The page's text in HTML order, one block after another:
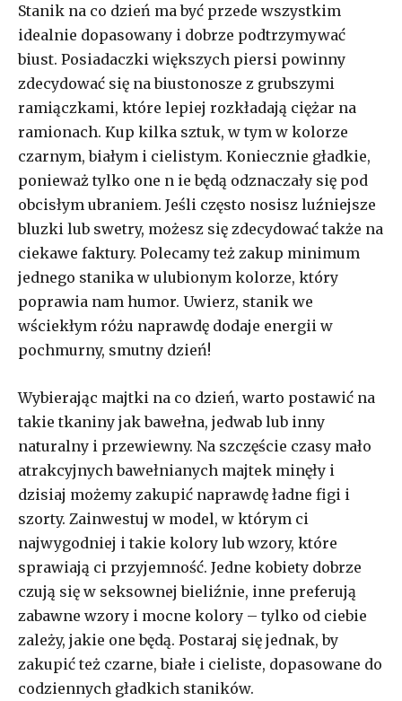
Stanik na co dzień ma być przede wszystkim
idealnie dopasowany i dobrze podtrzymywać
biust. Posiadaczki większych piersi powinny
zdecydować się na biustonosze z grubszymi
ramiączkami, które lepiej rozkładają ciężar na
ramionach. Kup kilka sztuk, w tym w kolorze
czarnym, białym i cielistym. Koniecznie gładkie,
ponieważ tylko one n ie będą odznaczały się pod
obcisłym ubraniem. Jeśli często nosisz luźniejsze
bluzki lub swetry, możesz się zdecydować także na
ciekawe faktury. Polecamy też zakup minimum
jednego stanika w ulubionym kolorze, który
poprawia nam humor. Uwierz, stanik we
wściekłym różu naprawdę dodaje energii w
pochmurny, smutny dzień!
Wybierając majtki na co dzień, warto postawić na
takie tkaniny jak bawełna, jedwab lub inny
naturalny i przewiewny. Na szczęście czasy mało
atrakcyjnych bawełnianych majtek minęły i
dzisiaj możemy zakupić naprawdę ładne figi i
szorty. Zainwestuj w model, w którym ci
najwygodniej i takie kolory lub wzory, które
sprawiają ci przyjemność. Jedne kobiety dobrze
czują się w seksownej bieliźnie, inne preferują
zabawne wzory i mocne kolory – tylko od ciebie
zależy, jakie one będą. Postaraj się jednak, by
zakupić też czarne, białe i cieliste, dopasowane do
codziennych gładkich staników.